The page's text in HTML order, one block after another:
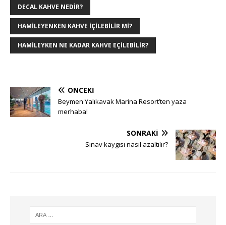
DECAL KAHVE NEDIR?
HAMILEYENKEN KAHVE IÇILEBILIR MI?
HAMILEYKEN NE KADAR KAHVE EÇILEBILIR?
ÖNCEKI
Beymen Yalıkavak Marina Resort’ten yaza
merhaba!
SONRAKI
Sınav kaygısı nasıl azaltılır?